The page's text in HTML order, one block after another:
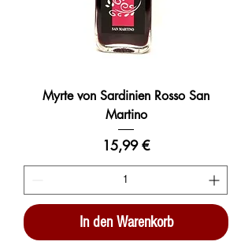
Myrte von Sardinien Rosso San
Martino
Preis
15,99 €
In den Warenkorb